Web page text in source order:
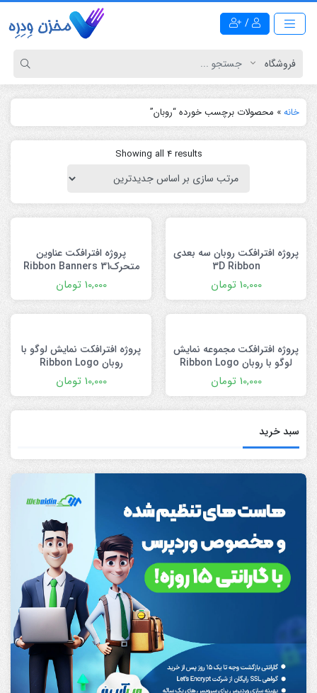
/
خانه» محصولات برچسب خورده “روبان”
Showing all 4 results
پروژه افترافکت روبان سه بعدی
3D Ribbon
10,000 تومان
پروژه افترافکت عناوین
متحرک31 Ribbon Banners
10,000 تومان
پروژه افترافکت مجموعه نمایش
لوگو با روبان Ribbon Logo
Sting Pack
10,000 تومان
پروژه افترافکت نمایش لوگو با
روبان Ribbon Logo
10,000 تومان
سبد خرید